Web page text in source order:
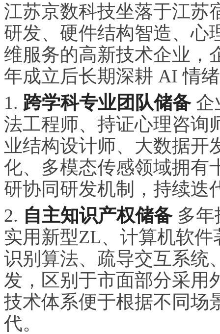
江苏京数科技坐落于江苏
研发、硬件结构智造、心
维服务的高新技术企业，
年成立后长期深耕 AI 情
1. 跨学科专业团队储备企
法工程师、持证心理咨询
业结构设计师、大数据开
化、多模态传感领域拥有
研协同研发机制，持续迭
2. 自主知识产权储备多年
实用新型ZL、计算机软
识别算法、疏导交互系统
发，区别于市面部分采用
技术体系便于根据不同场
代。